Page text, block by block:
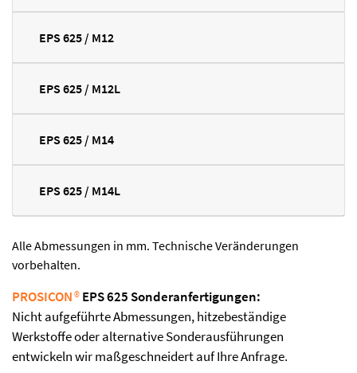
EPS 625 / M12
EPS 625 / M12L
EPS 625 / M14
EPS 625 / M14L
Alle Abmessungen in mm. Technische Veränderungen
vorbehalten.
PROSICON®EPS 625 Sonderanfertigungen:
Nicht aufgeführte Abmessungen, hitzebeständige
Werkstoffe oder alternative Sonderausführungen
entwickeln wir maßgeschneidert auf Ihre Anfrage.